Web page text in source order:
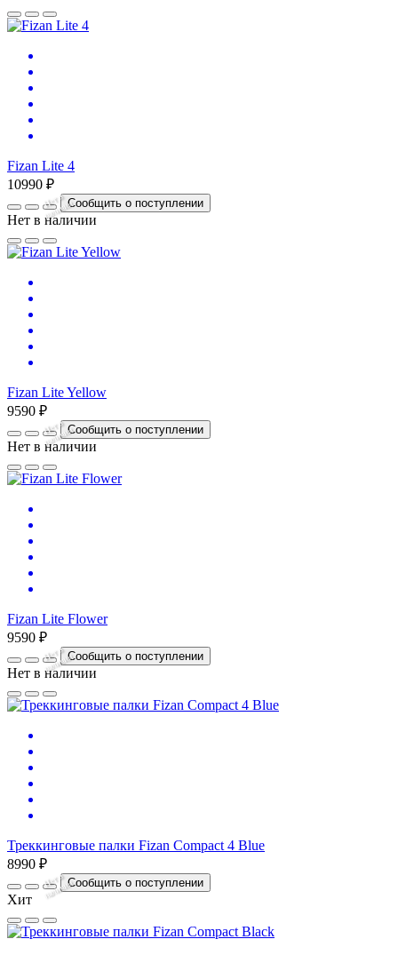
Fizan Lite 4
Нет
в
на
л
и
ч
и
и
10990 ₽
Сообщить о поступлении
Нет в наличии
Fizan Lite Yellow
Нет
в
на
л
и
ч
и
и
9590 ₽
Сообщить о поступлении
Нет в наличии
Fizan Lite Flower
Нет
в
на
л
и
ч
и
и
9590 ₽
Сообщить о поступлении
Нет в наличии
Треккинговые палки Fizan Compact 4 Blue
Нет
в
на
л
и
ч
и
и
8990 ₽
Сообщить о поступлении
Хит